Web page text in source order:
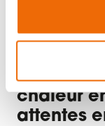
en fonction
Choix
chaleur
attentes